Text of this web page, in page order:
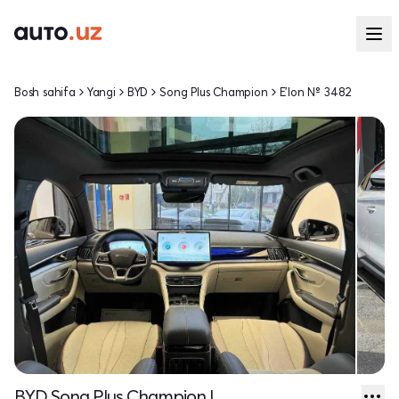
Bosh sahifa Yangi BYD Song Plus Champion E'lon № 3482